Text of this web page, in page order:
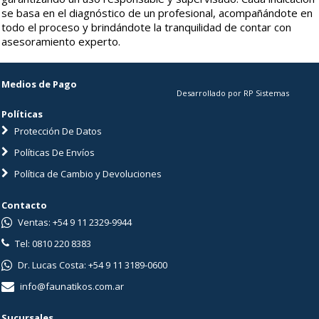
se basa en el diagnóstico de un profesional, acompañándote en
todo el proceso y brindándote la tranquilidad de contar con
asesoramiento experto.
Medios de Pago
Políticas
Protección De Datos
Políticas De Envíos
Política de Cambio y Devoluciones
Desarrollado por RP Sistemas
Contacto
Ventas: +54 9 11 2329-9944
Tel: 0810 220 8383
Dr. Lucas Costa: +54 9 11 3189-0600
info@faunatikos.com.ar